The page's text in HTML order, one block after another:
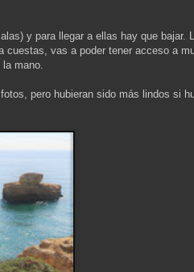
y para llegar a ellas hay que bajar.
cuestas, vas a poder tener acceso a
mano.
pero hubieran sido más lindos si